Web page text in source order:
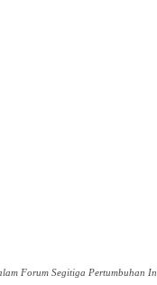
Forum Segitiga